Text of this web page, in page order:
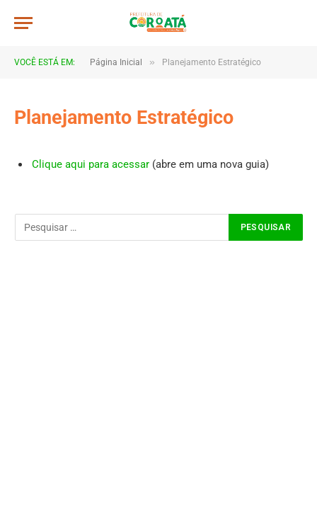
VOCÊ ESTÁ EM: Página Inicial » Planejamento Estratégico
Planejamento Estratégico
Clique aqui para acessar (abre em uma nova guia)